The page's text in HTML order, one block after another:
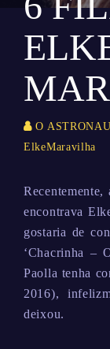
O
ElkeMaravilha
encontrava
gostaria de
‘Chacrinha –
Paolla tenha
2016),
deixou.